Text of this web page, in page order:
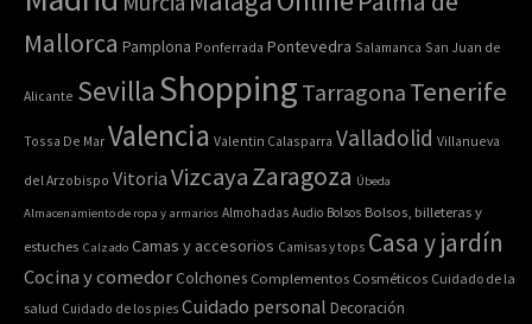
Mallorca Pamplona Ponferrada Pontevedra Salamanca San Juan de
Alicante Sevilla Shopping Tarragona Tenerife
Tossa De Mar Valencia Valentin Calasparra Valladolid Villanueva
del Arzobispo Vitoria VizcayaZaragoza Úbeda
Almacenamiento de ropa y armarios Almohadas Audio Bolsos Bolsos, billeteras y
estuches Calzado Camas y accesorios Camisas y tops Casa y jardín
Cocina y comedor Colchones Complementos Cosméticos Cuidado de la
salud Cuidado de los pies Cuidado personal Decoración